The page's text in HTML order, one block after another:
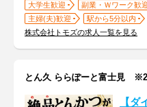
大学生歓迎 副業・Ｗワーク歓
主婦(夫)歓迎
駅から5分以内
株式会社トモズの求人一覧を見る
とん久 ららぽーと富士見
【ダ